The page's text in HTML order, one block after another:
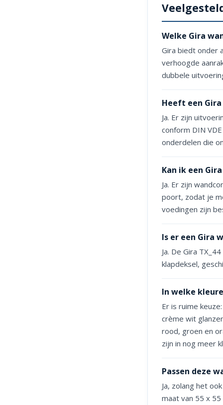
Welke Gira
Gira biedt onder
verhoogde
dubbele
Heeft een
Ja. Er zijn
conform DIN
onderdelen die
Kan ik een
Ja. Er zijn
poort, zodat je
voedingen zijn
Is er een Gira
Ja. De Gira
klapdeksel,
In welke
Er is ruime
crème wit
rood, groen en
zijn in nog meer
Passen deze
Ja, zolang het
maat van 55 x